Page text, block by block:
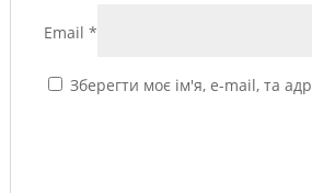
Email *
Зберегти моє ім'я, e-mail, та